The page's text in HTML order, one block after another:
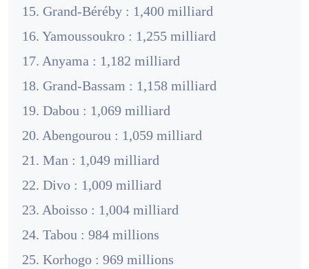
15. Grand-Béréby : 1,400 milliard
16. Yamoussoukro : 1,255 milliard
17. Anyama : 1,182 milliard
18. Grand-Bassam : 1,158 milliard
19. Dabou : 1,069 milliard
20. Abengourou : 1,059 milliard
21. Man : 1,049 milliard
22. Divo : 1,009 milliard
23. Aboisso : 1,004 milliard
24. Tabou : 984 millions
25. Korhogo : 969 millions